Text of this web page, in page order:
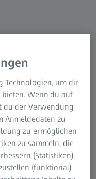
Toolbox (ART)
Technologien, um dir
Wenn du auf
du der Verwendung
Anmeldedaten zu
zu ermöglichen
zu sammeln, die
(Statistiken),
(funktional)